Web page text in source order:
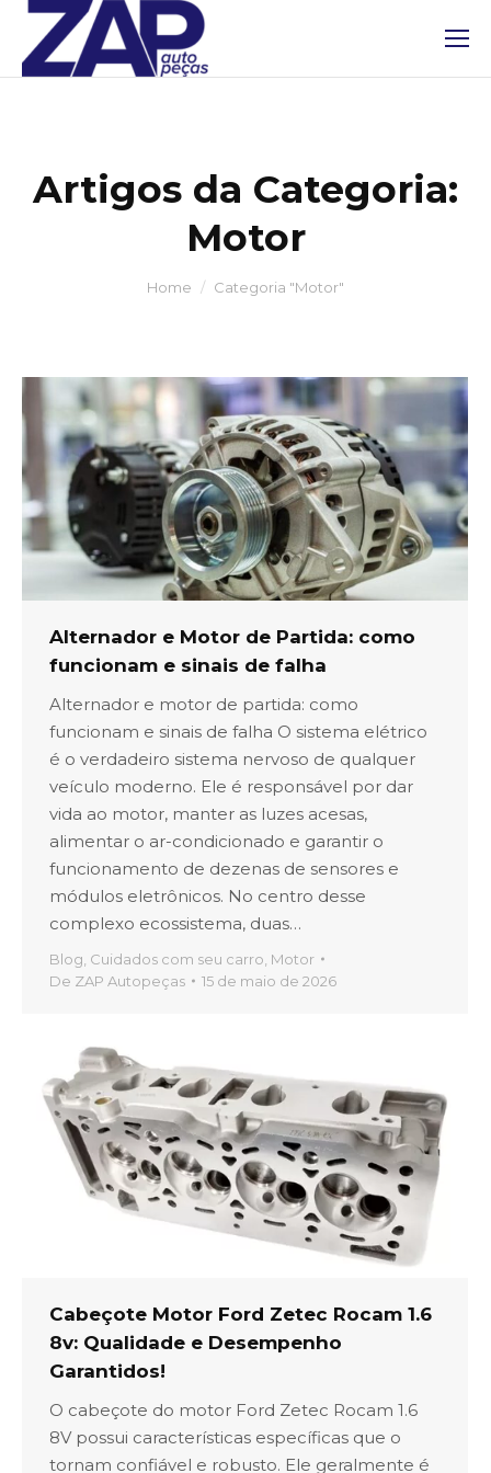
Artigos da Categoria:
Motor
Home Categoria "Motor"
Alternador e Motor de Partida: como
funcionam e sinais de falha
Alternador e motor de partida: como
funcionam e sinais de falha O sistema elétrico
é o verdadeiro sistema nervoso de qualquer
veículo moderno. Ele é responsável por dar
vida ao motor, manter as luzes acesas,
alimentar o ar-condicionado e garantir o
funcionamento de dezenas de sensores e
módulos eletrônicos. No centro desse
complexo ecossistema, duas…
Blog Cuidados com seu carro Motor
De ZAP Autopeças 15 de maio de 2026
Cabeçote Motor Ford Zetec Rocam 1.6
8v: Qualidade e Desempenho
Garantidos!
O cabeçote do motor Ford Zetec Rocam 1.6
8V possui características específicas que o
tornam confiável e robusto. Ele geralmente é